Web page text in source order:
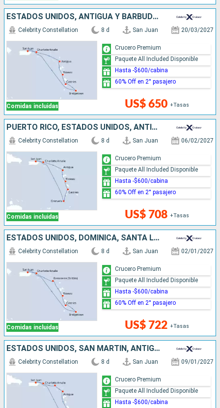
ESTADOS UNIDOS, ANTIGUA Y BARBUDA, DOMINICA, SANTA LUCIA, BARBADOS, PUERTO RICO
Comidas incluidas
Celebrity Constellation 8 d San Juan 20/03/2027
US$ 650 +Tasas
Crucero Premium
Paquete All Included Disponible
Hasta -$600/cabina
60% Off en 2° pasajero
PUERTO RICO, ESTADOS UNIDOS, ANTIGUA Y BARBUDA, DOMINICA, SANTA LUCIA, GRENADA
Comidas incluidas
Celebrity Constellation 8 d San Juan 06/02/2027
US$ 708 +Tasas
Crucero Premium
Paquete All Included Disponible
Hasta -$600/cabina
60% Off en 2° pasajero
ESTADOS UNIDOS, DOMINICA, SANTA LUCIA, BARBADOS, PUERTO RICO
Comidas incluidas
Celebrity Constellation 8 d San Juan 02/01/2027
US$ 722 +Tasas
Crucero Premium
Paquete All Included Disponible
Hasta -$600/cabina
60% Off en 2° pasajero
ESTADOS UNIDOS, SAN MARTÍN, ANTIGUA Y BARBUDA, SANTA LUCIA, GRENADA, PUERTO RICO
Celebrity Constellation 8 d San Juan 09/01/2027
Crucero Premium
Paquete All Included Disponible
Hasta -$600/cabina